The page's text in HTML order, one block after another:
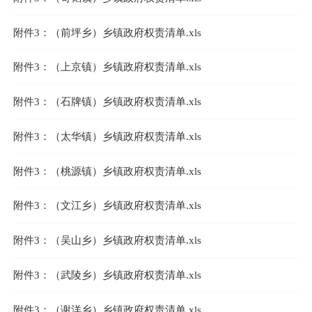
附件3：（前坪乡）乡镇政府权责清单.xls
附件3：（上京镇）乡镇政府权责清单.xls
附件3：（石牌镇）乡镇政府权责清单.xls
附件3：（太华镇）乡镇政府权责清单.xls
附件3：（桃源镇）乡镇政府权责清单.xls
附件3：（文江乡）乡镇政府权责清单.xls
附件3：（吴山乡）乡镇政府权责清单.xls
附件3：（武陵乡）乡镇政府权责清单.xls
附件3：（谢洋乡）乡镇政府权责清单.xls